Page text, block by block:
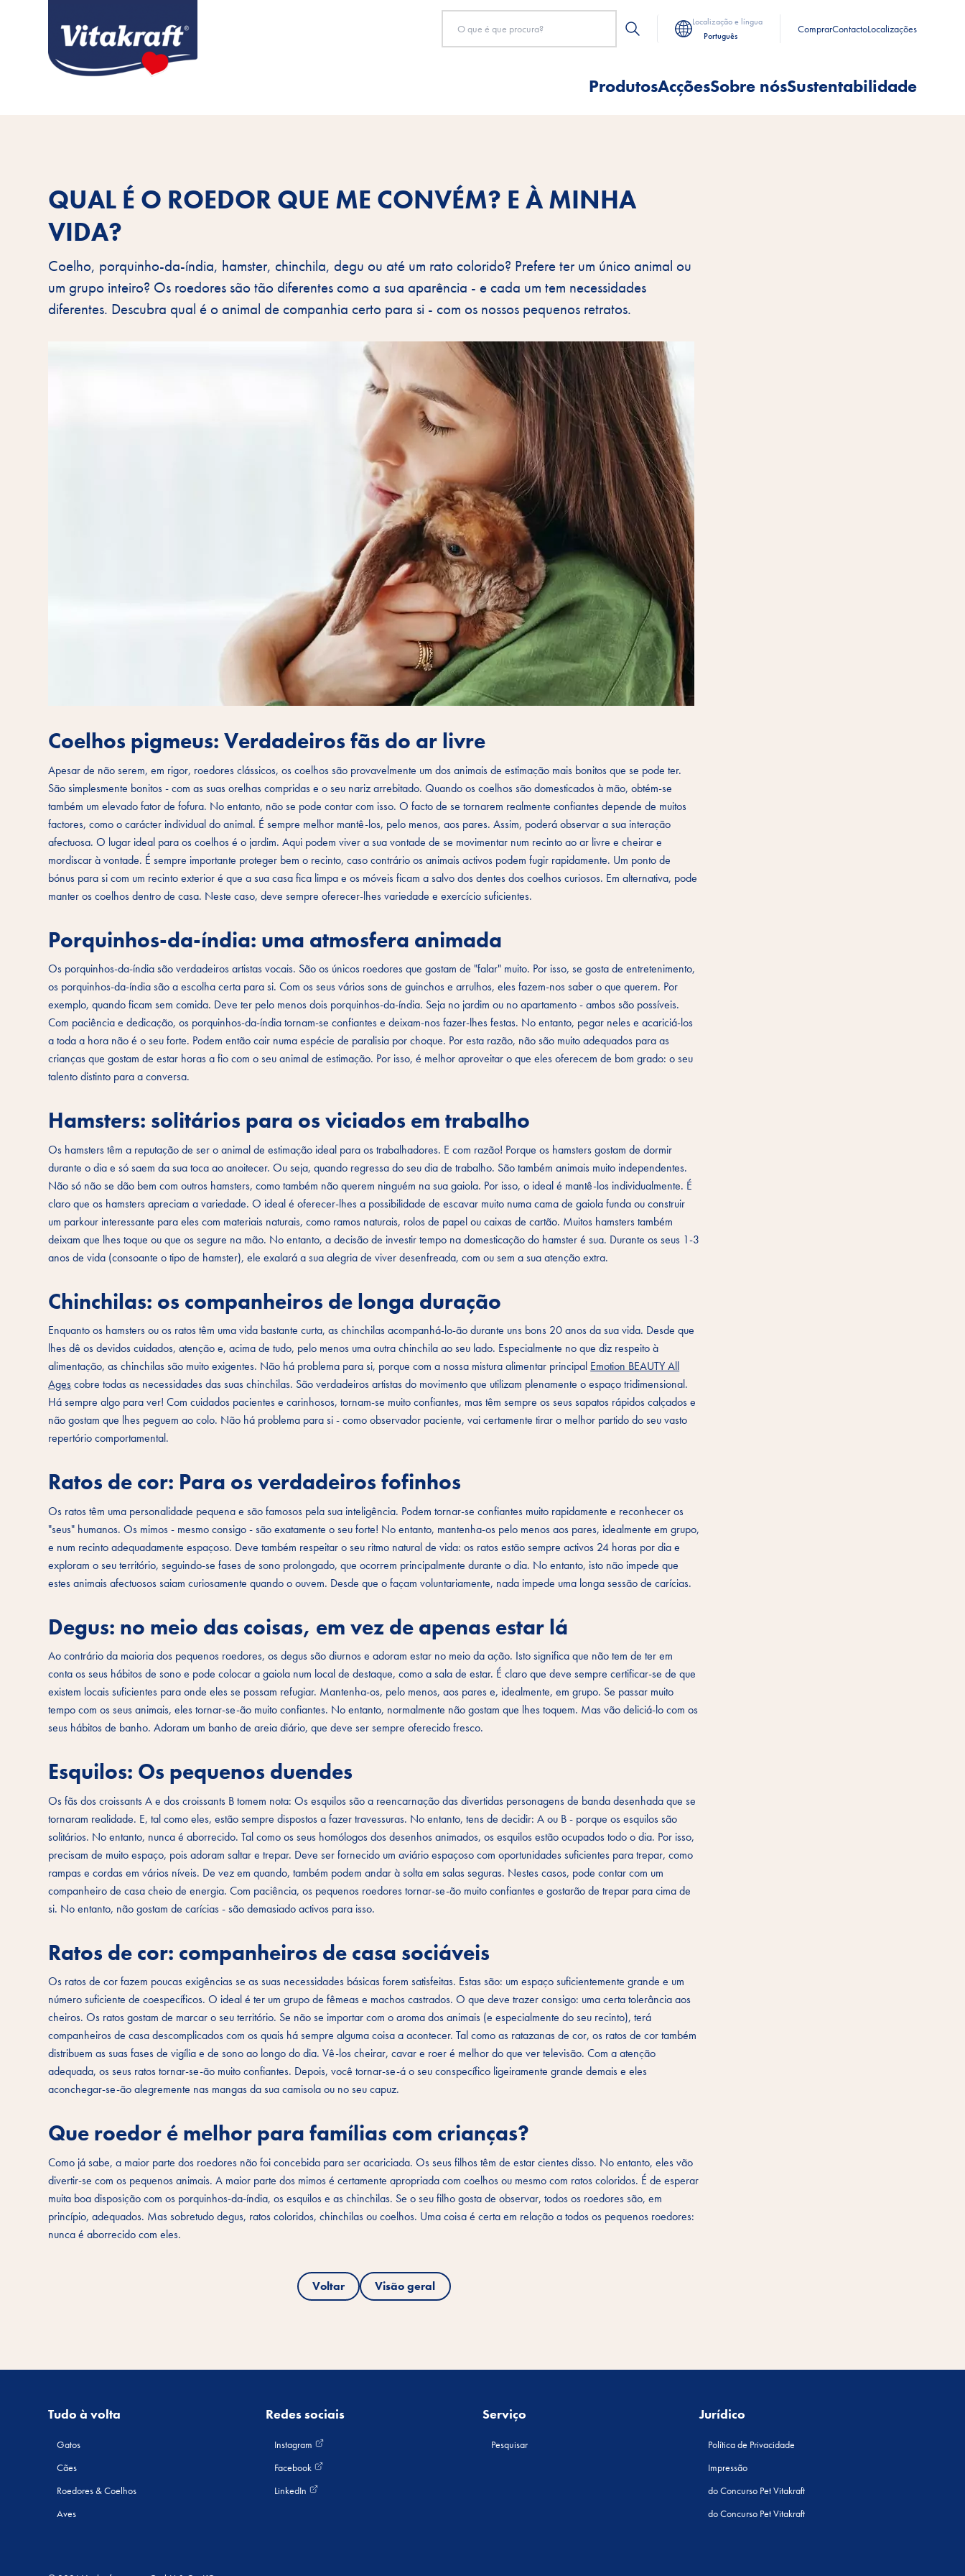
Localização e língua
Português
ComprarContactoLocalizações
ProdutosAcçõesSobre nósSustentabilidade
QUAL É O ROEDOR QUE ME CONVÉM? E À MINHA
VIDA?
Coelho, porquinho-da-índia, hamster, chinchila, degu ou até um rato colorido? Prefere ter um único animal ou
um grupo inteiro? Os roedores são tão diferentes como a sua aparência - e cada um tem necessidades
diferentes. Descubra qual é o animal de companhia certo para si - com os nossos pequenos retratos.
Coelhos pigmeus: Verdadeiros fãs do ar livre
Apesar de não serem, em rigor, roedores clássicos, os coelhos são provavelmente um dos animais de estimação mais bonitos que se pode ter.
São simplesmente bonitos - com as suas orelhas compridas e o seu nariz arrebitado. Quando os coelhos são domesticados à mão, obtém-se
também um elevado fator de fofura. No entanto, não se pode contar com isso. O facto de se tornarem realmente confiantes depende de muitos
factores, como o carácter individual do animal. É sempre melhor mantê-los, pelo menos, aos pares. Assim, poderá observar a sua interação
afectuosa. O lugar ideal para os coelhos é o jardim. Aqui podem viver a sua vontade de se movimentar num recinto ao ar livre e cheirar e
mordiscar à vontade. É sempre importante proteger bem o recinto, caso contrário os animais activos podem fugir rapidamente. Um ponto de
bónus para si com um recinto exterior é que a sua casa fica limpa e os móveis ficam a salvo dos dentes dos coelhos curiosos. Em alternativa, pode
manter os coelhos dentro de casa. Neste caso, deve sempre oferecer-lhes variedade e exercício suficientes.
Porquinhos-da-índia: uma atmosfera animada
Os porquinhos-da-índia são verdadeiros artistas vocais. São os únicos roedores que gostam de "falar" muito. Por isso, se gosta de entretenimento,
os porquinhos-da-índia são a escolha certa para si. Com os seus vários sons de guinchos e arrulhos, eles fazem-nos saber o que querem. Por
exemplo, quando ficam sem comida. Deve ter pelo menos dois porquinhos-da-índia. Seja no jardim ou no apartamento - ambos são possíveis.
Com paciência e dedicação, os porquinhos-da-índia tornam-se confiantes e deixam-nos fazer-lhes festas. No entanto, pegar neles e acariciá-los
a toda a hora não é o seu forte. Podem então cair numa espécie de paralisia por choque. Por esta razão, não são muito adequados para as
crianças que gostam de estar horas a fio com o seu animal de estimação. Por isso, é melhor aproveitar o que eles oferecem de bom grado: o seu
talento distinto para a conversa.
Hamsters: solitários para os viciados em trabalho
Os hamsters têm a reputação de ser o animal de estimação ideal para os trabalhadores. E com razão! Porque os hamsters gostam de dormir
durante o dia e só saem da sua toca ao anoitecer. Ou seja, quando regressa do seu dia de trabalho. São também animais muito independentes.
Não só não se dão bem com outros hamsters, como também não querem ninguém na sua gaiola. Por isso, o ideal é mantê-los individualmente. É
claro que os hamsters apreciam a variedade. O ideal é oferecer-lhes a possibilidade de escavar muito numa cama de gaiola funda ou construir
um parkour interessante para eles com materiais naturais, como ramos naturais, rolos de papel ou caixas de cartão. Muitos hamsters também
deixam que lhes toque ou que os segure na mão. No entanto, a decisão de investir tempo na domesticação do hamster é sua. Durante os seus 1-3
anos de vida (consoante o tipo de hamster), ele exalará a sua alegria de viver desenfreada, com ou sem a sua atenção extra.
Chinchilas: os companheiros de longa duração
Enquanto os hamsters ou os ratos têm uma vida bastante curta, as chinchilas acompanhá-lo-ão durante uns bons 20 anos da sua vida. Desde que
lhes dê os devidos cuidados, atenção e, acima de tudo, pelo menos uma outra chinchila ao seu lado. Especialmente no que diz respeito à
alimentação, as chinchilas são muito exigentes. Não há problema para si, porque com a nossa mistura alimentar principal Emotion BEAUTY All
Agescobre todas as necessidades das suas chinchilas. São verdadeiros artistas do movimento que utilizam plenamente o espaço tridimensional.
Há sempre algo para ver! Com cuidados pacientes e carinhosos, tornam-se muito confiantes, mas têm sempre os seus sapatos rápidos calçados e
não gostam que lhes peguem ao colo. Não há problema para si - como observador paciente, vai certamente tirar o melhor partido do seu vasto
repertório comportamental.
Ratos de cor: Para os verdadeiros fofinhos
Os ratos têm uma personalidade pequena e são famosos pela sua inteligência. Podem tornar-se confiantes muito rapidamente e reconhecer os
"seus" humanos. Os mimos - mesmo consigo - são exatamente o seu forte! No entanto, mantenha-os pelo menos aos pares, idealmente em grupo,
e num recinto adequadamente espaçoso. Deve também respeitar o seu ritmo natural de vida: os ratos estão sempre activos 24 horas por dia e
exploram o seu território, seguindo-se fases de sono prolongado, que ocorrem principalmente durante o dia. No entanto, isto não impede que
estes animais afectuosos saiam curiosamente quando o ouvem. Desde que o façam voluntariamente, nada impede uma longa sessão de carícias.
Degus: no meio das coisas, em vez de apenas estar lá
Ao contrário da maioria dos pequenos roedores, os degus são diurnos e adoram estar no meio da ação. Isto significa que não tem de ter em
conta os seus hábitos de sono e pode colocar a gaiola num local de destaque, como a sala de estar. É claro que deve sempre certificar-se de que
existem locais suficientes para onde eles se possam refugiar. Mantenha-os, pelo menos, aos pares e, idealmente, em grupo. Se passar muito
tempo com os seus animais, eles tornar-se-ão muito confiantes. No entanto, normalmente não gostam que lhes toquem. Mas vão deliciá-lo com os
seus hábitos de banho. Adoram um banho de areia diário, que deve ser sempre oferecido fresco.
Esquilos: Os pequenos duendes
Os fãs dos croissants A e dos croissants B tomem nota: Os esquilos são a reencarnação das divertidas personagens de banda desenhada que se
tornaram realidade. E, tal como eles, estão sempre dispostos a fazer travessuras. No entanto, tens de decidir: A ou B - porque os esquilos são
solitários. No entanto, nunca é aborrecido. Tal como os seus homólogos dos desenhos animados, os esquilos estão ocupados todo o dia. Por isso,
precisam de muito espaço, pois adoram saltar e trepar. Deve ser fornecido um aviário espaçoso com oportunidades suficientes para trepar, como
rampas e cordas em vários níveis. De vez em quando, também podem andar à solta em salas seguras. Nestes casos, pode contar com um
companheiro de casa cheio de energia. Com paciência, os pequenos roedores tornar-se-ão muito confiantes e gostarão de trepar para cima de
si. No entanto, não gostam de carícias - são demasiado activos para isso.
Ratos de cor: companheiros de casa sociáveis
Os ratos de cor fazem poucas exigências se as suas necessidades básicas forem satisfeitas. Estas são: um espaço suficientemente grande e um
número suficiente de coespecíficos. O ideal é ter um grupo de fêmeas e machos castrados. O que deve trazer consigo: uma certa tolerância aos
cheiros. Os ratos gostam de marcar o seu território. Se não se importar com o aroma dos animais (e especialmente do seu recinto), terá
companheiros de casa descomplicados com os quais há sempre alguma coisa a acontecer. Tal como as ratazanas de cor, os ratos de cor também
distribuem as suas fases de vigília e de sono ao longo do dia. Vê-los cheirar, cavar e roer é melhor do que ver televisão. Com a atenção
adequada, os seus ratos tornar-se-ão muito confiantes. Depois, você tornar-se-á o seu conspecífico ligeiramente grande demais e eles
aconchegar-se-ão alegremente nas mangas da sua camisola ou no seu capuz.
Que roedor é melhor para famílias com crianças?
Como já sabe, a maior parte dos roedores não foi concebida para ser acariciada. Os seus filhos têm de estar cientes disso. No entanto, eles vão
divertir-se com os pequenos animais. A maior parte dos mimos é certamente apropriada com coelhos ou mesmo com ratos coloridos. É de esperar
muita boa disposição com os porquinhos-da-índia, os esquilos e as chinchilas. Se o seu filho gosta de observar, todos os roedores são, em
princípio, adequados. Mas sobretudo degus, ratos coloridos, chinchilas ou coelhos. Uma coisa é certa em relação a todos os pequenos roedores:
nunca é aborrecido com eles.
Voltar Visão geral
Tudo à volta
Gatos
Cães
Roedores & Coelhos
Aves
Redes sociais
Instagram
Facebook
LinkedIn
Serviço
Pesquisar
Jurídico
Política de Privacidade
Impressão
do Concurso Pet Vitakraft
do Concurso Pet Vitakraft